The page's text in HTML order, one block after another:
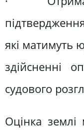
які матимуть
здійсненні
судового
Оцінка